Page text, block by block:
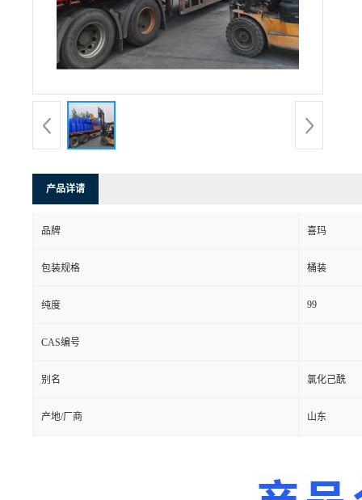
产品详请
品牌 喜玛
包装规格 桶装
纯度 99
CAS编号
别名 氯化己酰
产地/厂商 山东